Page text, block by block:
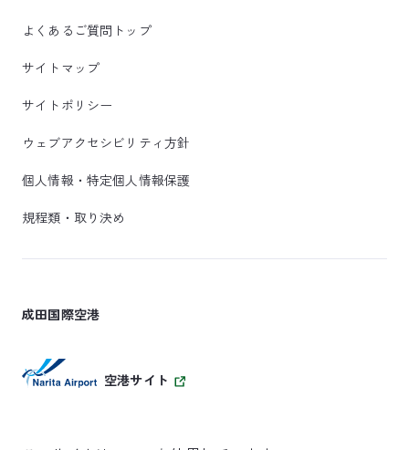
よくあるご質問トップ
サイトマップ
サイトポリシー
ウェブアクセシビリティ方針
個人情報・特定個人情報保護
規程類・取り決め
成田国際空港
空港サイト